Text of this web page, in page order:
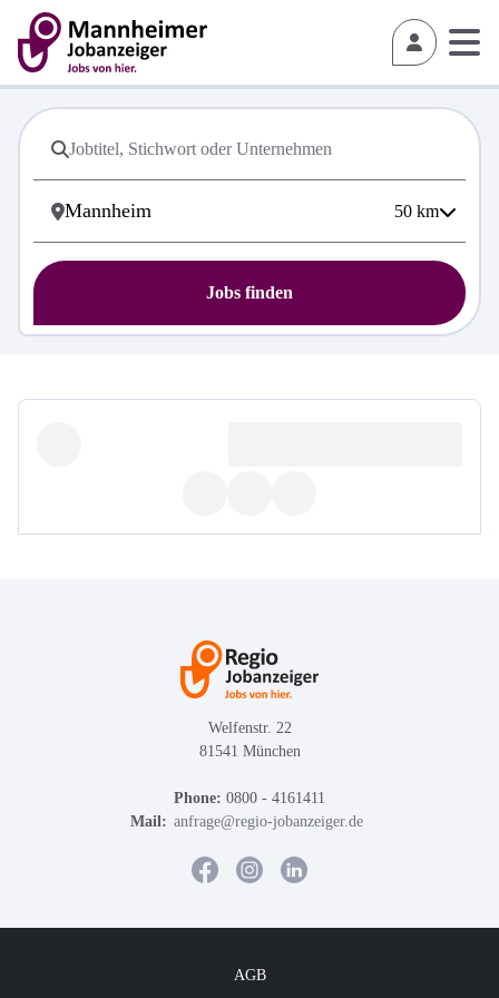
50 km
Jobs finden
Welfenstr. 22
81541 München
Phone: 0800 - 4161411
Mail: anfrage@regio-jobanzeiger.de
AGB